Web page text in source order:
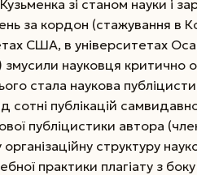
зі станом науки і
за кордон (стажування в
США, в університетах
змусили науковця
стала наукова
сотні публікацій
публіцистики автора
структуру
практики плагіату з